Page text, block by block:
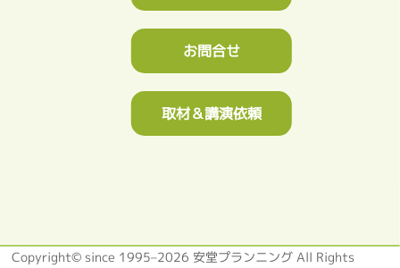
お問合せ
取材＆講演依頼
Copyright© since 1995–2026 安堂プランニング All Rights